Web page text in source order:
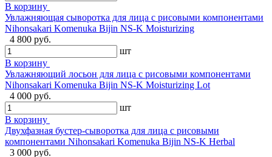
В корзину
Увлажняющая сыворотка для лица с рисовыми компонентами
Nihonsakari Komenuka Bijin NS-K Moisturizing
4 800 руб.
шт
В корзину
Увлажняющий лосьон для лица с рисовыми компонентами
Nihonsakari Komenuka Bijin NS-K Moisturizing Lot
4 000 руб.
шт
В корзину
Двухфазная бустер-сыворотка для лица с рисовыми
компонентами Nihonsakari Komenuka Bijin NS-K Herbal
3 000 руб.